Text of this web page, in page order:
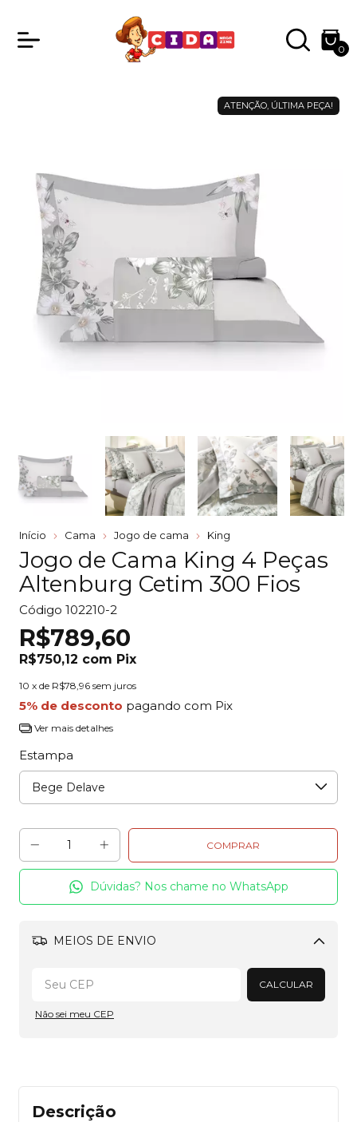
0
ATENÇÃO, ÚLTIMA PEÇA!
Início Cama Jogo de cama King
Jogo de Cama King 4 Peças
Altenburg Cetim 300 Fios
Código 102210-2
R$789,60
R$750,12 com Pix
10 x de R$78,96 sem juros
5% de desconto pagando com Pix
Ver mais detalhes
Estampa
Dúvidas? Nos chame no WhatsApp
MEIOS DE ENVIO
Alterar CEP
CALCULAR
Não sei meu CEP
Descrição